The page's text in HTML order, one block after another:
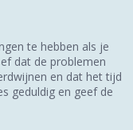
te hebben als je
dat de problemen
en dat het tijd
geduldig en geef de